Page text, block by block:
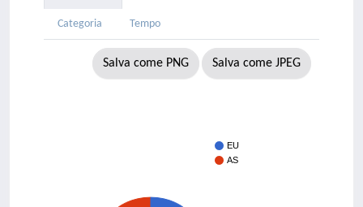
Categoria Tempo
Salva come PNG Salva come JPEG
EU
AS